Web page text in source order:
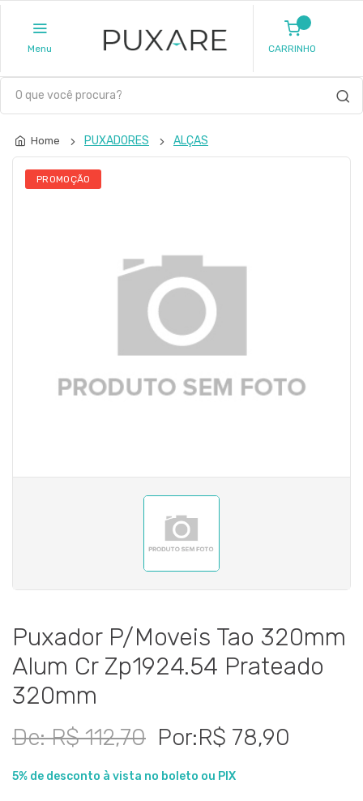
Menu CARRINHO
Home PUXADORES ALÇAS
PROMOÇÃO
Puxador P/Moveis Tao 320mm
Alum Cr Zp1924.54 Prateado
320mm
De: R$ 112,70 Por:R$ 78,90
5% de desconto à vista no boleto ou PIX